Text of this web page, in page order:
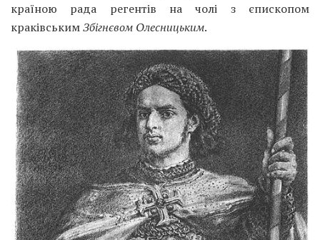
країною рада регентів на чолі з єпископом
краківськимЗбігнєвом Олесницьким.